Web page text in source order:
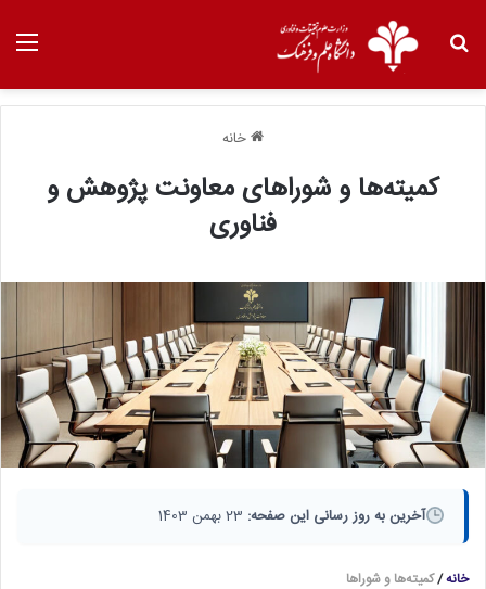
خانه
کمیته‌ها و شوراهای معاونت پژوهش و
فناوری
آخرین به روز رسانی این صفحه:
خانه/کمیته‌ها و شوراها